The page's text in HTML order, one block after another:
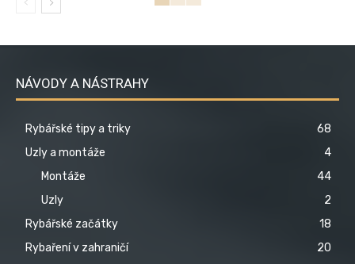
NÁVODY A NÁSTRAHY
Rybářské tipy a triky
68
Uzly a montáže
4
Montáže
44
Uzly
2
Rybářské začátky
18
Rybaření v zahraničí
20